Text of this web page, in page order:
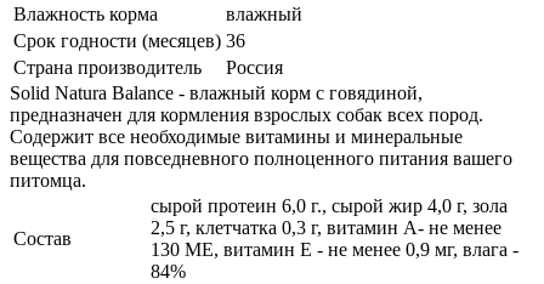
Влажность корма
влажный
Срок годности (месяцев) 36
Страна производитель
Россия
Solid Natura Balance - влажный корм с говядиной,
предназначен для кормления взрослых собак всех пород.
Содержит все необходимые витамины и минеральные
вещества для повседневного полноценного питания вашего
питомца.
Состав
сырой протеин 6,0 г., сырой жир 4,0 г, зола
2,5 г, клетчатка 0,3 г, витамин А- не менее
130 МЕ, витамин Е - не менее 0,9 мг, влага -
84%